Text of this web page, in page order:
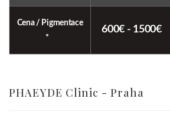
Cena / Pigmentace
*
600€ - 1500€
PHAEYDE Clinic - Praha